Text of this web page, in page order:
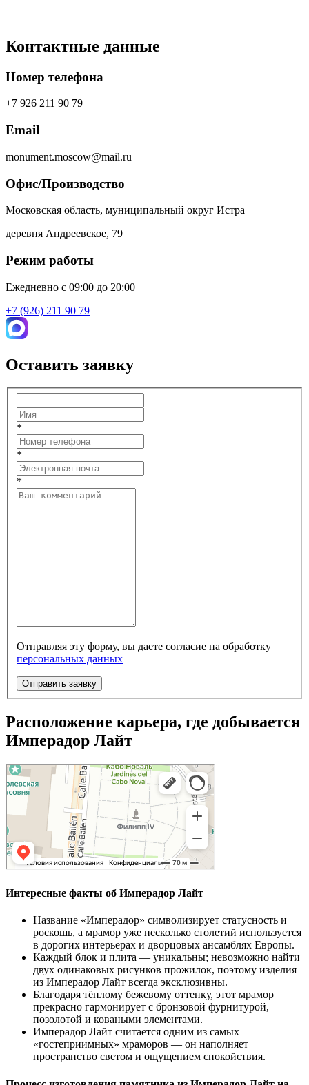
Контактные данные
Номер телефона
+7 926 211 90 79
Email
monument.moscow@mail.ru
Офис/Производство
Московская область, муниципальный округ Истра
деревня Андреевское, 79
Режим работы
Ежедневно с 09:00 до 20:00
+7 (926) 211 90 79
Оставить заявку
*
*
*
Отправляя эту форму, вы даете согласие на обработку
персональных данных
Отправить заявку
Расположение карьера, где добывается
Имперадор Лайт
Интересные факты об Имперадор Лайт
Название «Имперадор» символизирует статусность и
роскошь, а мрамор уже несколько столетий используется
в дорогих интерьерах и дворцовых ансамблях Европы.
Каждый блок и плита — уникальны; невозможно найти
двух одинаковых рисунков прожилок, поэтому изделия
из Имперадор Лайт всегда эксклюзивны.
Благодаря тёплому бежевому оттенку, этот мрамор
прекрасно гармонирует с бронзовой фурнитурой,
позолотой и коваными элементами.
Имперадор Лайт считается одним из самых
«гостеприимных» мраморов — он наполняет
пространство светом и ощущением спокойствия.